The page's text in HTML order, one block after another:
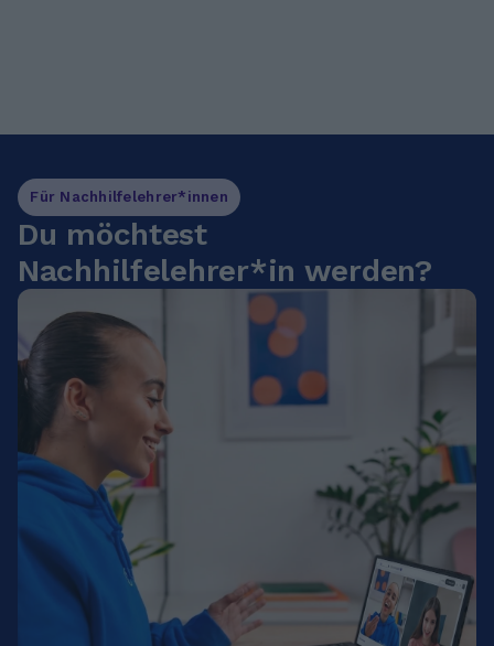
Für Nachhilfelehrer*innen
Du möchtest
Nachhilfelehrer*in werden?